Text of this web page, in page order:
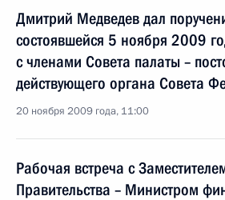
Дмитрий Медведев дал
состоявшейся 5 ноября 2009
с членами Совета палаты –
действующего органа Совета
20 ноября 2009 года, 11:00
Рабочая встреча с
Правительства – Министром